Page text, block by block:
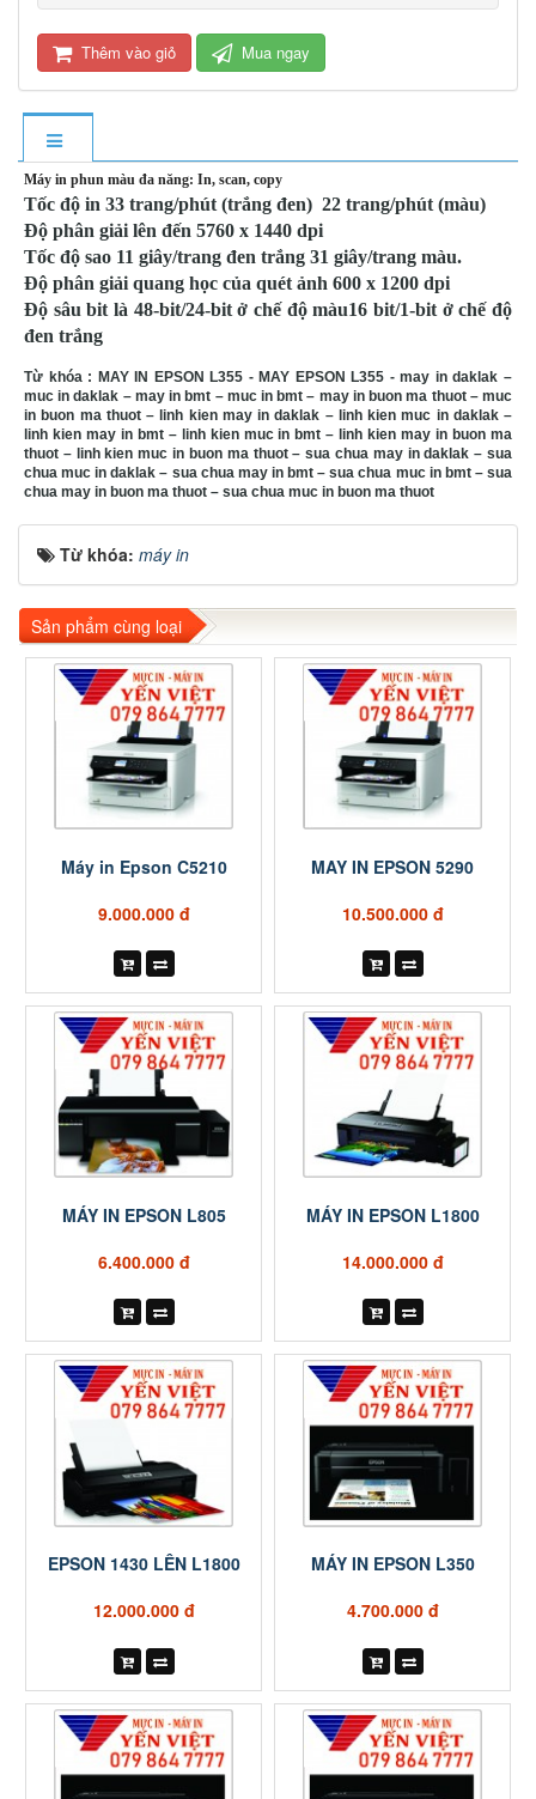
Thêm vào giỏ Mua ngay
Máy in phun màu đa năng: In, scan, copy
Tốc độ in 33 trang/phút (trắng đen) 22 trang/phút (màu)
Độ phân giải lên đến 5760 x 1440 dpi
Tốc độ sao 11 giây/trang đen trắng 31 giây/trang màu.
Độ phân giải quang học của quét ảnh 600 x 1200 dpi
Độ sâu bit là 48-bit/24-bit ở chế độ màu16 bit/1-bit ở chế độ
đen trắng
Từ khóa : MAY IN EPSON L355 - MAY EPSON L355 - may in daklak –
muc in daklak – may in bmt – muc in bmt – may in buon ma thuot – muc
in buon ma thuot – linh kien may in daklak – linh kien muc in daklak –
linh kien may in bmt – linh kien muc in bmt – linh kien may in buon ma
thuot – linh kien muc in buon ma thuot – sua chua may in daklak – sua
chua muc in daklak – sua chua may in bmt – sua chua muc in bmt – sua
chua may in buon ma thuot – sua chua muc in buon ma thuot
Từ khóa: máy in
Sản phẩm cùng loại
Máy in Epson C5210
9.000.000 đ
MAY IN EPSON 5290
10.500.000 đ
MÁY IN EPSON L805
6.400.000 đ
MÁY IN EPSON L1800
14.000.000 đ
EPSON 1430 LÊN L1800
12.000.000 đ
MÁY IN EPSON L350
4.700.000 đ